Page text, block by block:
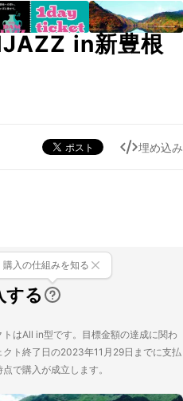
in新豊根
埋め込み
する
購入の仕組みを知る
トはAll in型です。目標金額の達成に関わ
クト終了日の2023年11月29日までに支払
で購入が成立します。